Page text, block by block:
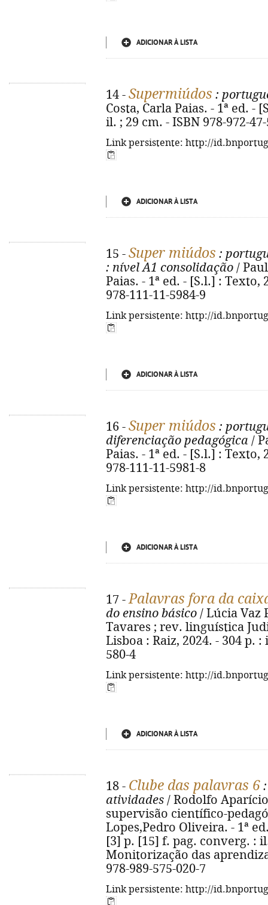
ADICIONAR À LISTA
14 - Supermiúdos :
Costa, Carla Paias. - 1ª ed. -
il. ; 29 cm. - ISBN 978-972-
Link persistente: http://
ADICIONAR À LISTA
15 - Super miúdos :
: nível A1 consolidação /
Paias. - 1ª ed. - [S.l.] : Texto,
978-111-11-5984-9
Link persistente: http://
ADICIONAR À LISTA
16 - Super miúdos :
diferenciação pedagógica /
Paias. - 1ª ed. - [S.l.] : Texto,
978-111-11-5981-8
Link persistente: http://
ADICIONAR À LISTA
17 -Palavras fora da
do ensino básico / Lúcia Vaz
Tavares ; rev. linguística
Lisboa : Raiz, 2024. - 304 p. :
580-4
Link persistente: http://
ADICIONAR À LISTA
18 - Clube das palavras 6
atividades / Rodolfo
supervisão científico-
Lopes,Pedro Oliveira. - 1ª
[3] p. [15] f. pag. converg. :
Monitorização das
978-989-575-020-7
Link persistente: http://